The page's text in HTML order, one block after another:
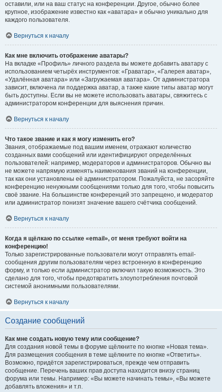
оставили, или на ваш статус на конференции. Другое, обычно более
крупное, изображение известно как «аватара» и обычно уникально для
каждого пользователя.
Вернуться к началу
Как мне включить отображение аватары?
На вкладке «Профиль» личного раздела вы можете добавить аватару с
использованием четырёх инструментов: «Граватар», «Галерея аватар»,
«Удалённая аватара» или «Загружаемая аватара». От администратора
зависит, включена ли поддержка аватар, а также какие типы аватар могут
быть доступны. Если вы не можете использовать аватары, свяжитесь с
администратором конференции для выяснения причин.
Вернуться к началу
Что такое звание и как я могу изменить его?
Звания, отображаемые под вашим именем, отражают количество
созданных вами сообщений или идентифицируют определённых
пользователей: например, модераторов и администраторов. Обычно вы
не можете напрямую изменять наименования званий на конференции,
так как они установлены её администратором. Пожалуйста, не засоряйте
конференцию ненужными сообщениями только для того, чтобы повысить
своё звание. На большинстве конференций это запрещено, и модератор
или администратор понизят значение вашего счётчика сообщений.
Вернуться к началу
Когда я щёлкаю по ссылке «email», от меня требуют войти на
конференцию!
Только зарегистрированные пользователи могут отправлять email-
сообщения другим пользователям через встроенную в конференцию
форму, и только если администратор включил такую возможность. Это
сделано для того, чтобы предотвратить злоупотребления почтовой
системой анонимными пользователями.
Вернуться к началу
Создание сообщений
Как мне создать новую тему или сообщение?
Для создания новой темы в форуме щёлкните по кнопке «Новая тема».
Для размещения сообщения в теме щёлкните по кнопке «Ответить».
Возможно, придётся зарегистрироваться, прежде чем отправить
сообщение. Перечень ваших прав доступа находится внизу страниц
форума или темы. Например: «Вы можете начинать темы», «Вы можете
добавлять вложения» и т.п.